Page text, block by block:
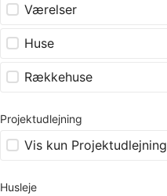
Værelser
Huse
Rækkehuse
Projektudlejning
Vis kun Projektudlejning
Husleje